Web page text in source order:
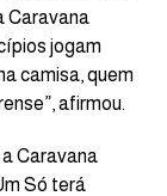
Caravana
jogam
camisa, quem
afirmou.
Caravana
Só terá